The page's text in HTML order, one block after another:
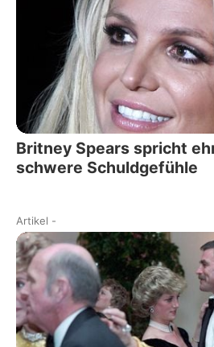
Britney Spears spricht
schwere Schuldgefühle
Artikel -